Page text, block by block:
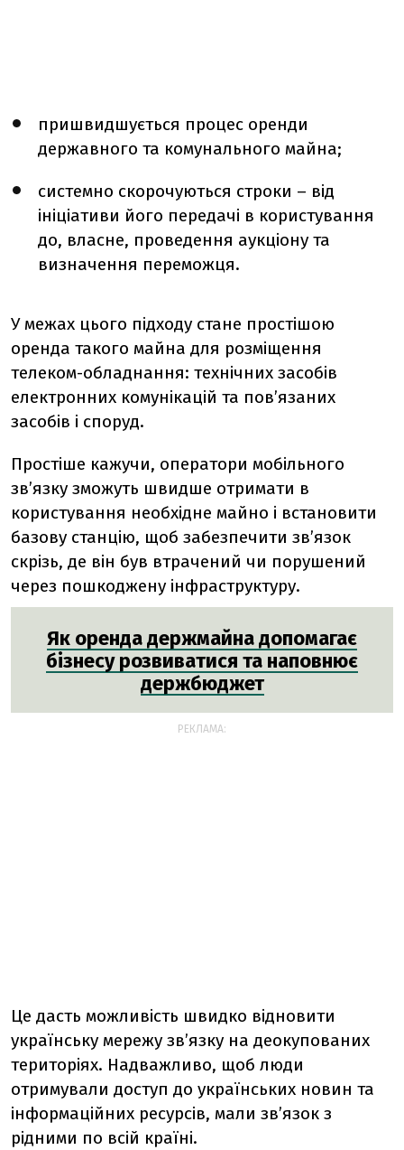
пришвидшується процес оренди
державного та комунального майна;
системно скорочуються строки – від
ініціативи його передачі в користування
до, власне, проведення аукціону та
визначення переможця.
У межах цього підходу стане простішою
оренда такого майна для розміщення
телеком-обладнання: технічних засобів
електронних комунікацій та пов’язаних
засобів і споруд.
Простіше кажучи, оператори мобільного
зв’язку зможуть швидше отримати в
користування необхідне майно і встановити
базову станцію, щоб забезпечити зв’язок
скрізь, де він був втрачений чи порушений
через пошкоджену інфраструктуру.
Як оренда держмайна допомагає
бізнесу розвиватися та наповнює
держбюджет
РЕКЛАМА:
Це дасть можливість швидко відновити
українську мережу зв’язку на деокупованих
територіях. Надважливо, щоб люди
отримували доступ до українських новин та
інформаційних ресурсів, мали зв’язок з
рідними по всій країні.